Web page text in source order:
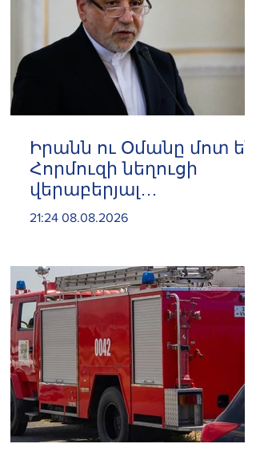
Իրանն ու Օմանը մոտ են
Հորմուզի նեղուցի
վերաբերյալ
համաձայնության
21:24 08.08.2026